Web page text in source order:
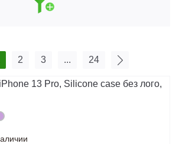
2 3 ... 24
13 Pro, Silicone case без лого,